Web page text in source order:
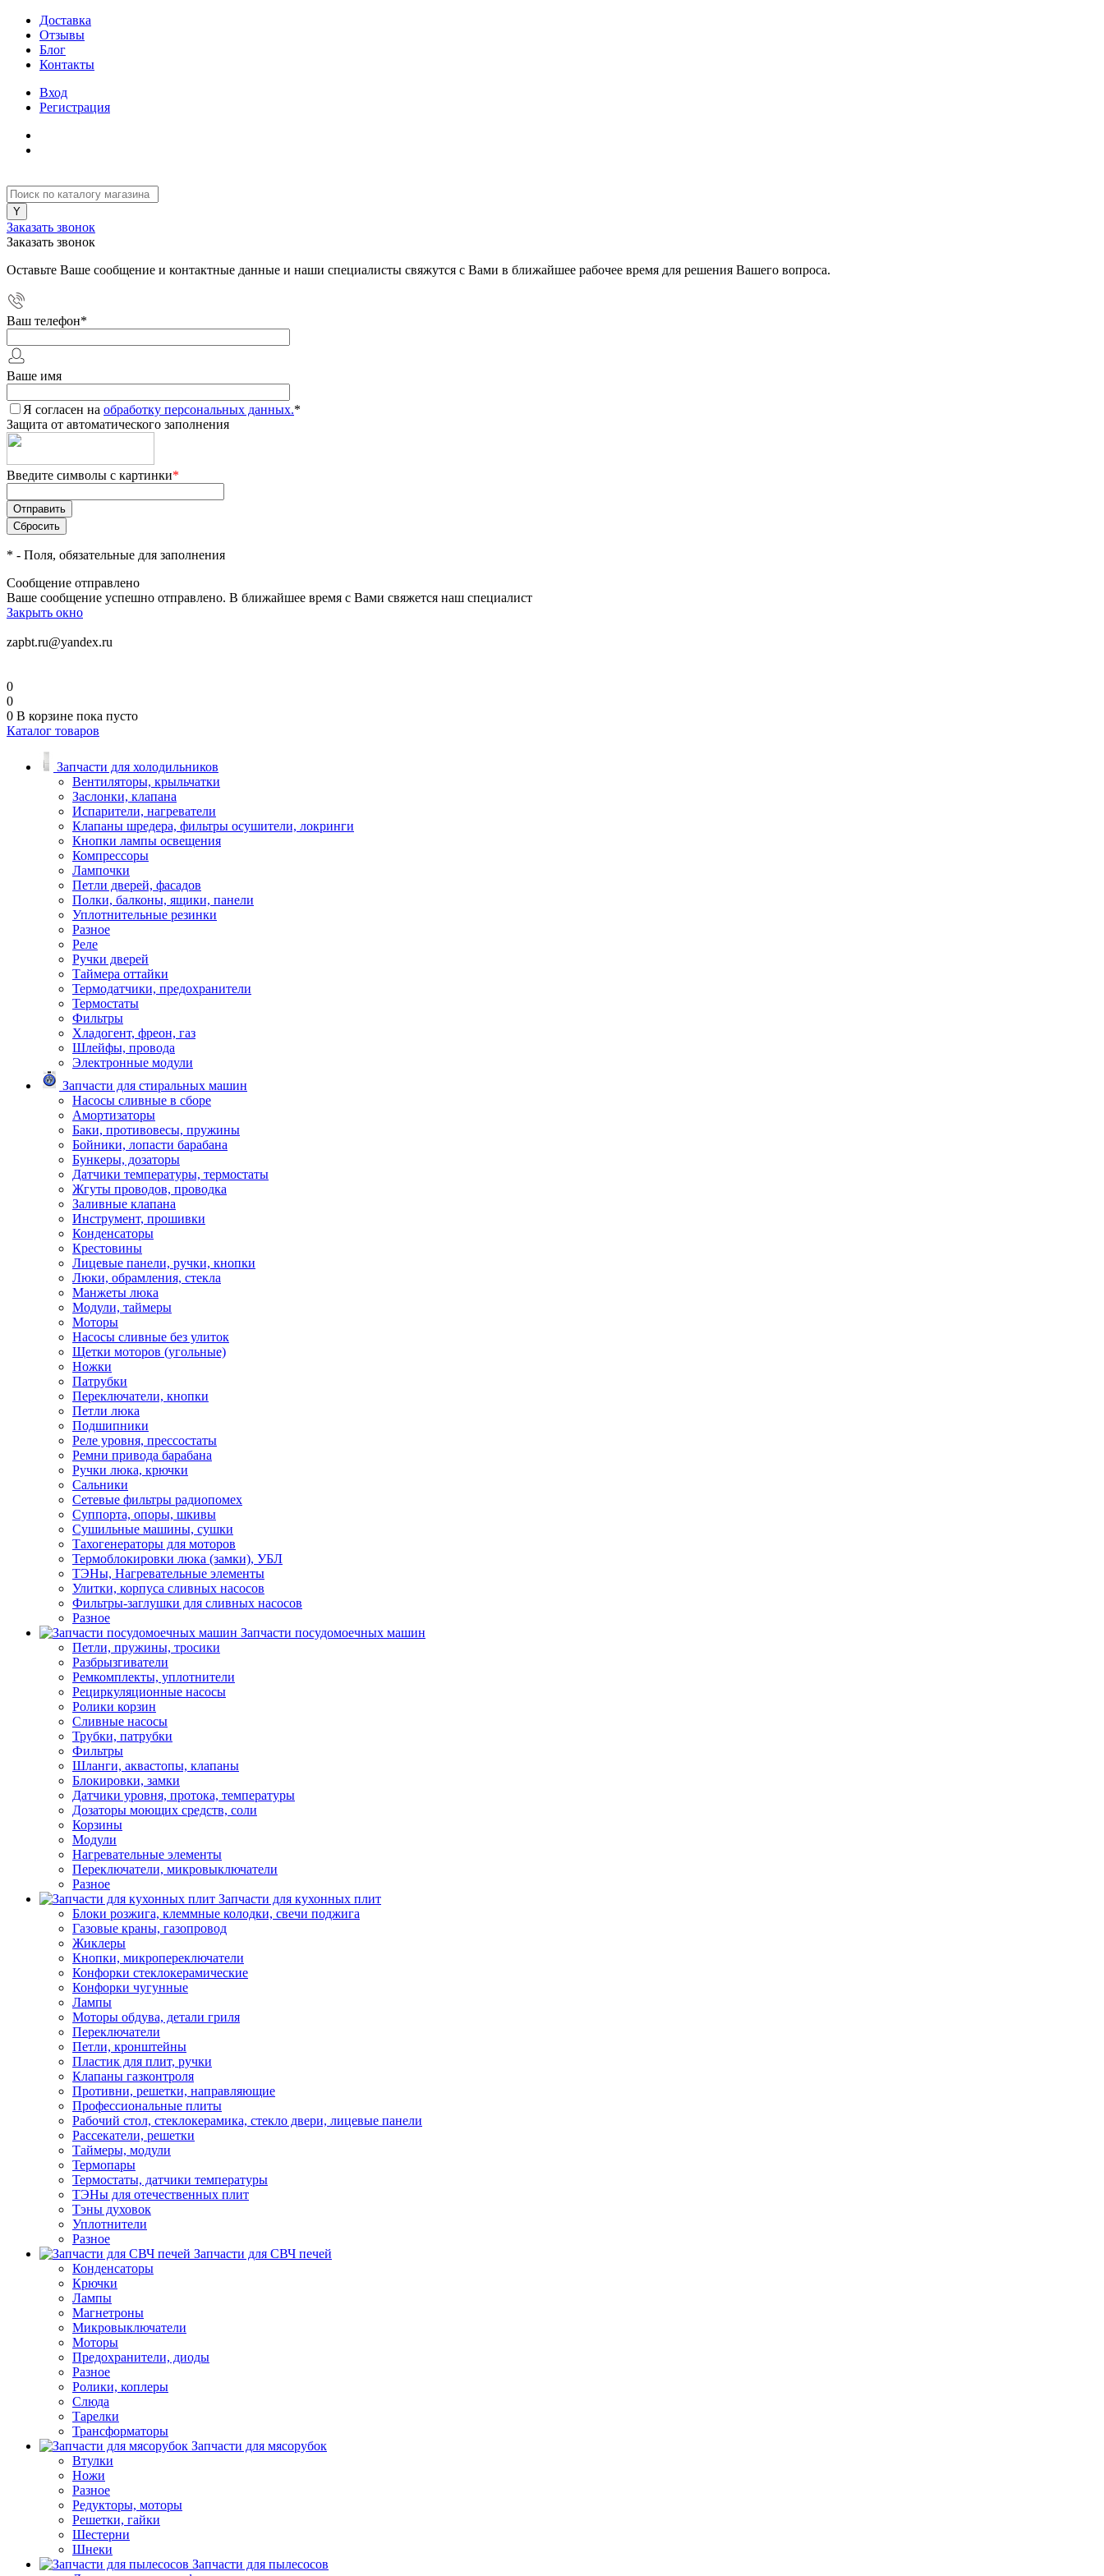
Доставка
Отзывы
Блог
Контакты
Вход
Регистрация
Заказать звонок
Заказать звонок
Оставьте Ваше сообщение и контактные данные и наши специалисты свяжутся с Вами в ближайшее рабочее время для решения Вашего вопроса.
Ваш телефон*
Ваше имя
Я согласен на обработку персональных данных.*
Защита от автоматического заполнения
Введите символы с картинки*
* - Поля, обязательные для заполнения
Сообщение отправлено
Ваше сообщение успешно отправлено. В ближайшее время с Вами свяжется наш специалист
Закрыть окно
zapbt.ru@yandex.ru
0
0
0 В корзине пока пусто
Каталог товаров
Запчасти для холодильников
Вентиляторы, крыльчатки
Заслонки, клапана
Испарители, нагреватели
Клапаны шредера, фильтры осушители, локринги
Кнопки лампы освещения
Компрессоры
Лампочки
Петли дверей, фасадов
Полки, балконы, ящики, панели
Уплотнительные резинки
Разное
Реле
Ручки дверей
Таймера оттайки
Термодатчики, предохранители
Термостаты
Фильтры
Хладогент, фреон, газ
Шлейфы, провода
Электронные модули
Запчасти для стиральных машин
Насосы сливные в сборе
Амортизаторы
Баки, противовесы, пружины
Бойники, лопасти барабана
Бункеры, дозаторы
Датчики температуры, термостаты
Жгуты проводов, проводка
Заливные клапана
Инструмент, прошивки
Конденсаторы
Крестовины
Лицевые панели, ручки, кнопки
Люки, обрамления, стекла
Манжеты люка
Модули, таймеры
Моторы
Насосы сливные без улиток
Щетки моторов (угольные)
Ножки
Патрубки
Переключатели, кнопки
Петли люка
Подшипники
Реле уровня, прессостаты
Ремни привода барабана
Ручки люка, крючки
Сальники
Сетевые фильтры радиопомех
Суппорта, опоры, шкивы
Сушильные машины, сушки
Тахогенераторы для моторов
Термоблокировки люка (замки), УБЛ
ТЭНы, Нагревательные элементы
Улитки, корпуса сливных насосов
Фильтры-заглушки для сливных насосов
Разное
Запчасти посудомоечных машин
Петли, пружины, тросики
Разбрызгиватели
Ремкомплекты, уплотнители
Рециркуляционные насосы
Ролики корзин
Сливные насосы
Трубки, патрубки
Фильтры
Шланги, аквастопы, клапаны
Блокировки, замки
Датчики уровня, протока, температуры
Дозаторы моющих средств, соли
Корзины
Модули
Нагревательные элементы
Переключатели, микровыключатели
Разное
Запчасти для кухонных плит
Блоки розжига, клеммные колодки, свечи поджига
Газовые краны, газопровод
Жиклеры
Кнопки, микропереключатели
Конфорки стеклокерамические
Конфорки чугунные
Лампы
Моторы обдува, детали гриля
Переключатели
Петли, кронштейны
Пластик для плит, ручки
Клапаны газконтроля
Противни, решетки, направляющие
Профессиональные плиты
Рабочий стол, стеклокерамика, стекло двери, лицевые панели
Рассекатели, решетки
Таймеры, модули
Термопары
Термостаты, датчики температуры
ТЭНы для отечественных плит
Тэны духовок
Уплотнители
Разное
Запчасти для СВЧ печей
Конденсаторы
Крючки
Лампы
Магнетроны
Микровыключатели
Моторы
Предохранители, диоды
Разное
Ролики, коплеры
Слюда
Тарелки
Трансформаторы
Запчасти для мясорубок
Втулки
Ножи
Разное
Редукторы, моторы
Решетки, гайки
Шестерни
Шнеки
Запчасти для пылесосов